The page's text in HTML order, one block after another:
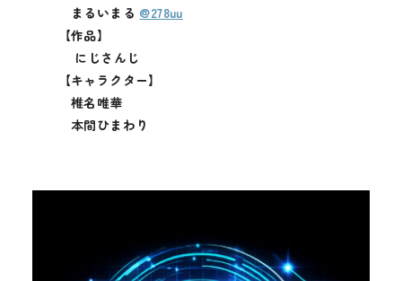
まるいまる @278uu
【作品】
にじさんじ
【キャラクター】
椎名唯華
本間ひまわり